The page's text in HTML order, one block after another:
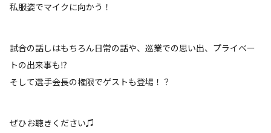
私服姿でマイクに向かう！
試合の話しはもちろん日常の話や、巡業での思い出、プライベー
トの出来事も⁉
そして選手会長の権限でゲストも登場！？
ぜひお聴きください♫